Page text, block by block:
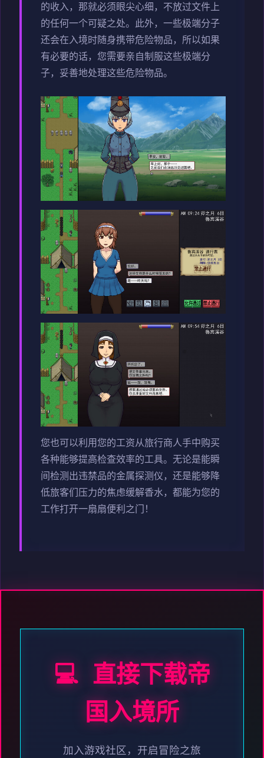
的收入，那就必须眼尖心细，不放过文件上
的任何一个可疑之处。此外，一些极端分子
还会在入境时随身携带危险物品，所以如果
有必要的话，您需要亲自制服这些极端分
子，妥善地处理这些危险物品。
您也可以利用您的工资从旅行商人手中购买
各种能够提高检查效率的工具。无论是能瞬
间检测出违禁品的金属探测仪，还是能够降
低旅客们压力的焦虑缓解香水，都能为您的
工作打开一扇扇便利之门！
💻 直接下载帝
国入境所
加入游戏社区，开启冒险之旅